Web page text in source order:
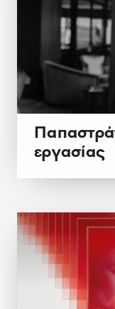
εργασίας